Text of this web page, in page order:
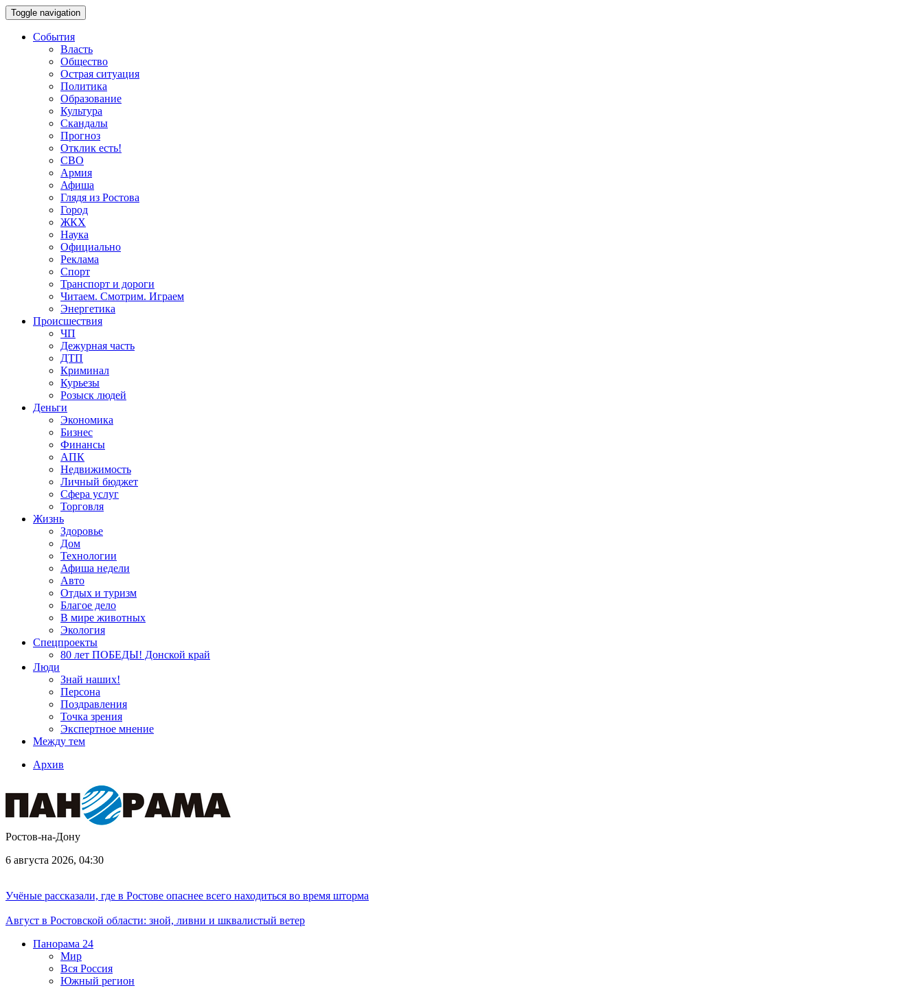
Toggle navigation
События
Власть
Общество
Острая ситуация
Политика
Образование
Культура
Скандалы
Прогноз
Отклик есть!
СВО
Армия
Афиша
Глядя из Ростова
Город
ЖКХ
Наука
Официально
Реклама
Спорт
Транспорт и дороги
Читаем. Смотрим. Играем
Энергетика
Происшествия
ЧП
Дежурная часть
ДТП
Криминал
Курьезы
Розыск людей
Деньги
Экономика
Бизнес
Финансы
АПК
Недвижимость
Личный бюджет
Сфера услуг
Торговля
Жизнь
Здоровье
Дом
Технологии
Афиша недели
Авто
Отдых и туризм
Благое дело
В мире животных
Экология
Спецпроекты
80 лет ПОБЕДЫ! Донской край
Люди
Знай наших!
Персона
Поздравления
Точка зрения
Экспертное мнение
Между тем
Архив
Ростов-на-Дону
6 августа 2026, 04:30
Учёные рассказали, где в Ростове опаснее всего находиться во время шторма
Август в Ростовской области: зной, ливни и шквалистый ветер
Панорама 24
Мир
Вся Россия
Южный регион